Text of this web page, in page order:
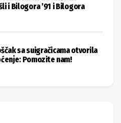
i Bilogora ’91 i Bilogora
sa suigračicama otvorila
Pomozite nam!